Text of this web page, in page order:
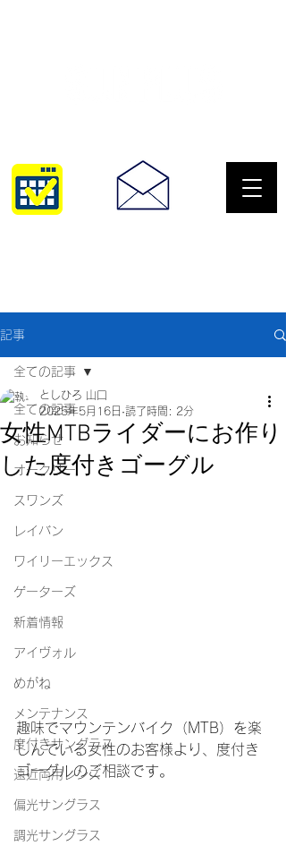
記事
全ての記事
お知らせ
オークリー
スワンズ
レイバン
ワイリーエックス
ゲーターズ
新着情報
アイヴォル
めがね
メンテナンス
度付きサングラス
遠近両用レンズ
偏光サングラス
調光サングラス
全ての記事
女性MTBライダーにお作り
した度付きゴーグル
としひろ 山口
2025年5月16日 読了時間: 2分
趣味でマウンテンバイク（MTB）を楽
しんでいる女性のお客様より、度付き
ゴーグルのご相談です。